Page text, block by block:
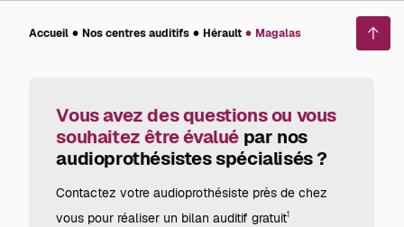
Accueil Nos centres auditifs Hérault Magalas
en
Vous avez des questions ou vous
souhaitez être évalué par nos
audioprothésistes spécialisés ?
Contactez votre audioprothésiste près de chez
vous pour réaliser un bilan auditif gratuit1